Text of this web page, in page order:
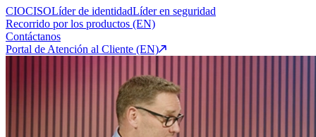
CIOCISOLíder de identidadLíder en seguridad
Recorrido por los productos (EN)
Contáctanos
Portal de Atención al Cliente (EN)